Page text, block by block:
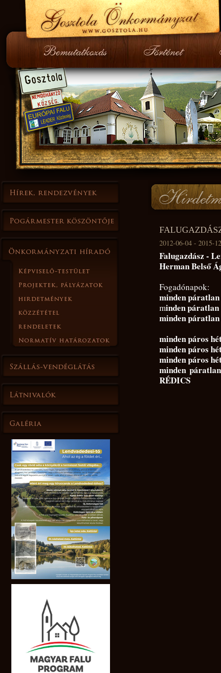
2012-06-04 - 2015-
Falugazdász -
Herman Belső
Fogadónapok:
minden
minden
minden
minden páros
minden páros
minden páros
minden
RÉDICS